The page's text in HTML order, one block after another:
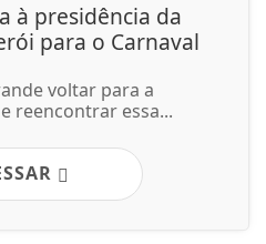
à presidência da
para o Carnaval
voltar para a
reencontrar essa...